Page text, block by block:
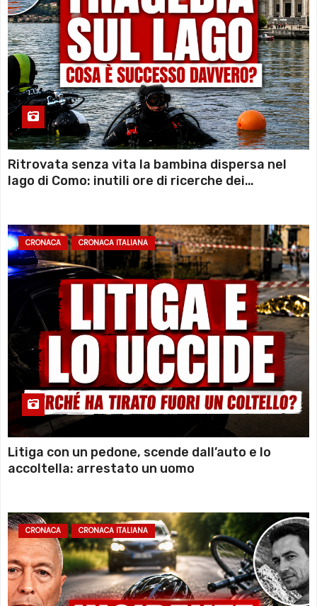
Ritrovata senza vita la bambina dispersa nel
lago di Como: inutili ore di ricerche dei
CRONACA CRONACA ITALIANA
Litiga con un pedone, scende dall’auto e lo
accoltella: arrestato un uomo
CRONACA CRONACA ITALIANA